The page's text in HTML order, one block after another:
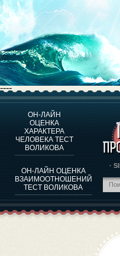
----
ОН-ЛАЙН
ОЦЕНКА
ХАРАКТЕРА
ЧЕЛОВЕКА ТЕСТ
ВОЛИКОВА
ОН-ЛАЙН ОЦЕНКА
ВЗАИМООТНОШЕНИЙ
ТЕСТ ВОЛИКОВА
·
О
ОЦЕНКА
ОЦЕНКА
О
ТЕСТ НА